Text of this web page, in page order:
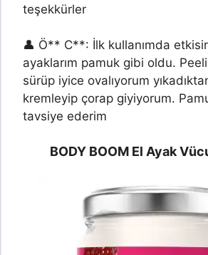
teşekkürler
👤 Ö** C**: İlk kullanımda
ayaklarım pamuk gibi oldu.
sürüp iyice ovalıyorum
kremleyip çorap giyiyorum.
tavsiye ederim
BODY BOOM El Ayak